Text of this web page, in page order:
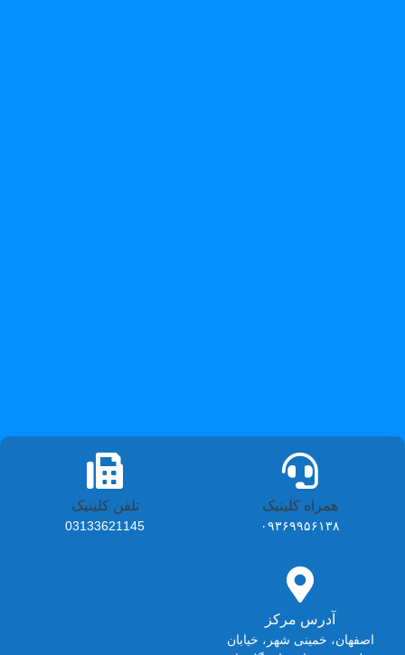
همراه کلینیک
۰۹۳۶۹۹۵۶۱۳۸
تلفن کلینیک
03133621145
آدرس مرکز
اصفهان، خمینی شهر، خیابان